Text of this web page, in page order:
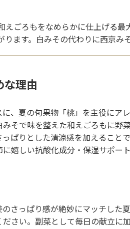
えごろもをなめらかに仕上げる最
ます。白みその代わりに西京み
な理由
、夏の旬果物「桃」を主役にア
そで味を整えた和えごろもに野
ぱりとした清涼感を加えること
嬉しい抗酸化成分・保湿サポー
さっぱり感が絶妙にマッチした
さい。副菜として毎日の献立に